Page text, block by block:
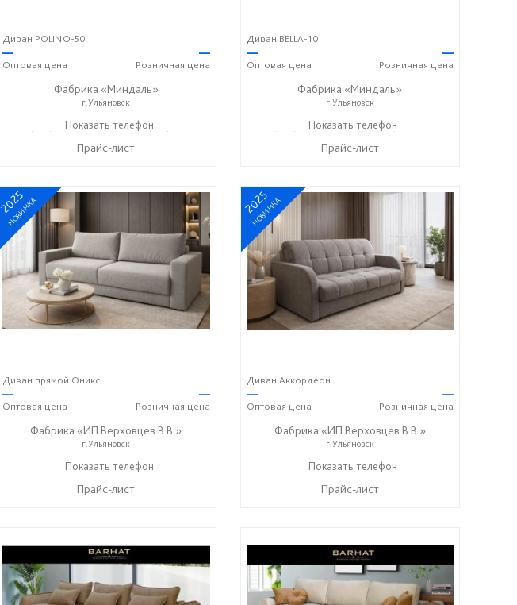
Диван POLINO-50
—
Оптовая цена
—
Розничная цена
Фабрика «Миндаль»
г.Ульяновск
+7 (927) 630-62-82 ☎+7 (917) 638-44-17
Показать телефон
Прайс-лист
Диван BELLA-10
—
Оптовая цена
—
Розничная цена
Фабрика «Миндаль»
г.Ульяновск
+7 (927) 630-62-82 ☎+7 (917) 638-44-17
Показать телефон
Прайс-лист
2025
НОВИНКА
Диван прямой Оникс
—
Оптовая цена
—
Розничная цена
Фабрика «ИП Верховцев В.В.»
г.Ульяновск
8-987-637-27-82
Показать телефон
Прайс-лист
2025
НОВИНКА
Диван Аккордеон
—
Оптовая цена
—
Розничная цена
Фабрика «ИП Верховцев В.В.»
г.Ульяновск
8-987-637-27-82
Показать телефон
Прайс-лист